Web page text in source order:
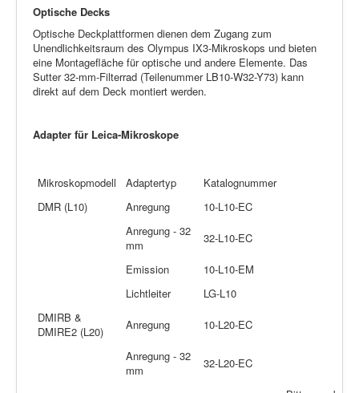
Optische Decks
Optische Deckplattformen dienen dem Zugang zum
Unendlichkeitsraum des Olympus IX3-Mikroskops und bieten
eine Montagefläche für optische und andere Elemente. Das
Sutter 32-mm-Filterrad (Teilenummer LB10-W32-Y73) kann
direkt auf dem Deck montiert werden.
Adapter für Leica-Mikroskope
Mikroskopmodell Adaptertyp
Katalognummer
DMR (L10)
Anregung
10-L10-EC
Anregung - 32
mm
32-L10-EC
Emission
10-L10-EM
Lichtleiter
LG-L10
DMIRB &
DMIRE2 (L20)
Anregung 10-L20-EC
Anregung - 32
mm
32-L20-EC